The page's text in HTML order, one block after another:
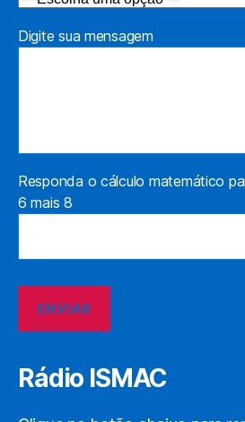
Digite sua mensagem
Responda o cálculo matemático
6 mais 8
Rádio ISMAC